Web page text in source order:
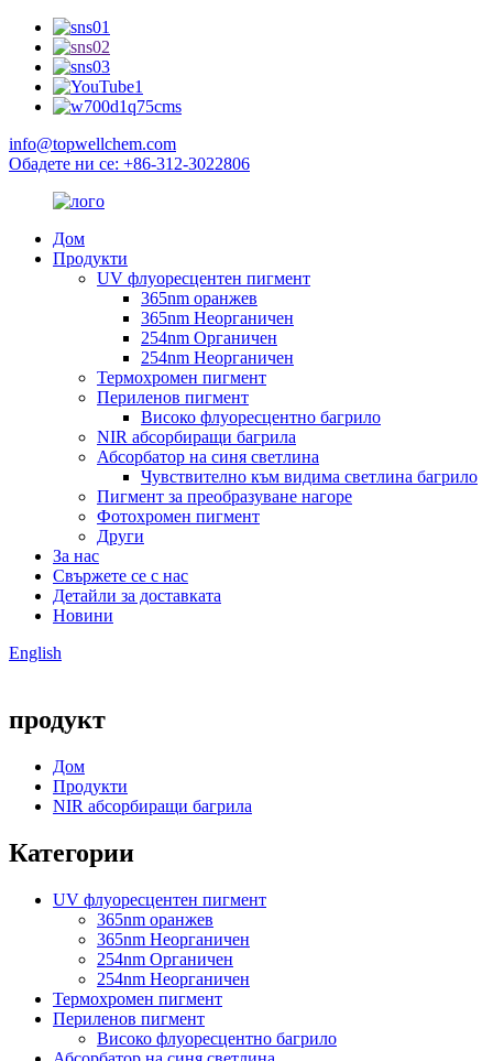
info@topwellchem.com
Обадете ни се: +86-312-3022806
Дом
Продукти
UV флуоресцентен пигмент
365nm оранжев
365nm Неорганичен
254nm Органичен
254nm Неорганичен
Термохромен пигмент
Периленов пигмент
Високо флуоресцентно багрило
NIR абсорбиращи багрила
Абсорбатор на синя светлина
Чувствително към видима светлина багрило
Пигмент за преобразуване нагоре
Фотохромен пигмент
Други
За нас
Свържете се с нас
Детайли за доставката
Новини
English
продукт
Дом
Продукти
NIR абсорбиращи багрила
Категории
UV флуоресцентен пигмент
365nm оранжев
365nm Неорганичен
254nm Органичен
254nm Неорганичен
Термохромен пигмент
Периленов пигмент
Високо флуоресцентно багрило